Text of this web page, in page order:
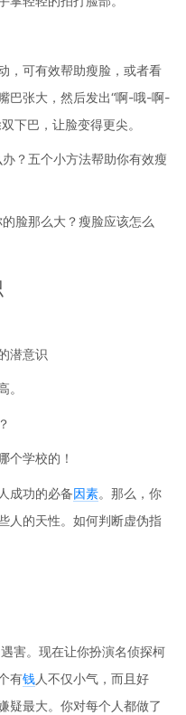
，可有效帮助瘦脸，或者看
巴张大，然后发出“啊-哦-啊-
下巴，让脸变得更尖。
？五个小方法帮助你有效瘦
脸那么大？瘦脸应该怎么
潜意识
。
个学校的！
成功的必备因素。那么，你
人的天性。如何判断虚伪指
害。现在让你扮演名侦探柯
有钱人不仅小气，而且好
疑最大。你对每个人都做了